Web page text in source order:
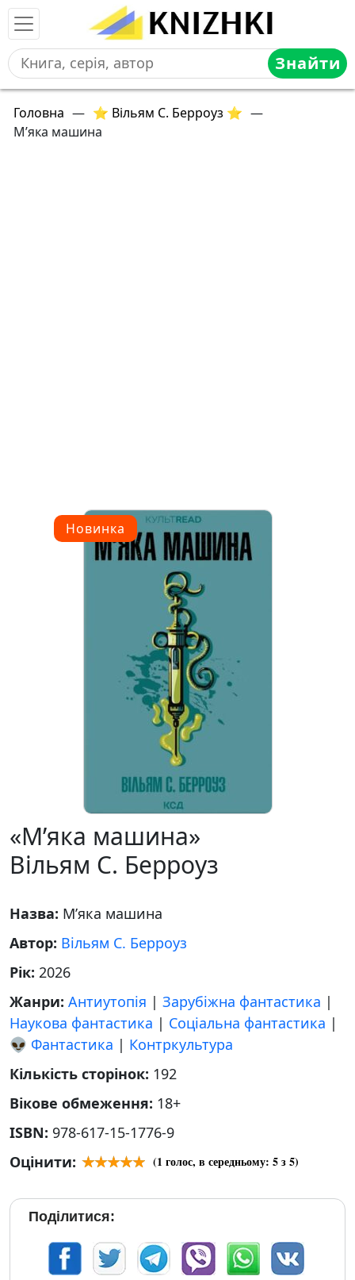
Знайти
Головна — ⭐ Вільям С. Берроуз ⭐ —
М’яка машина
Новинка
«М’яка машина»
Вільям С. Берроуз
Назва: М’яка машина
Автор: Вільям С. Берроуз
Рік: 2026
Жанри: Антиутопія | Зарубіжна фантастика |
Наукова фантастика | Соціальна фантастика |
👽 Фантастика | Контркультура
Кількість сторінок: 192
Вікове обмеження: 18+
ISBN: 978-617-15-1776-9
Оцінити:
(1 голос, в середньому: 5з 5)
Поділитися: